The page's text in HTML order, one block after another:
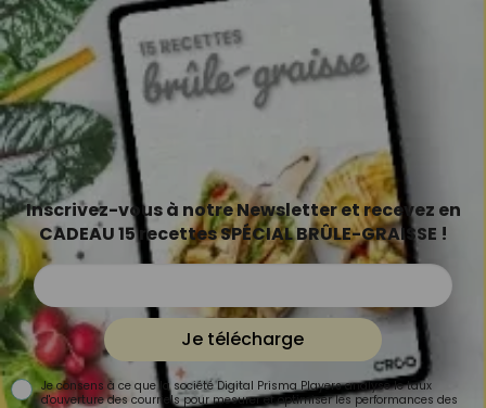
Inscrivez-vous à notre Newsletter et recevez en
CADEAU 15 recettes SPÉCIAL BRÛLE-GRAISSE !
Je télécharge
Je consens à ce que la société Digital Prisma Players analyse le taux
d'ouverture des courriels pour mesurer et optimiser les performances des